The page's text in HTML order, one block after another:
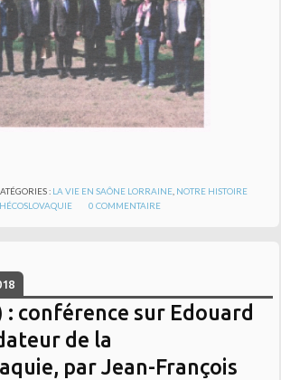
: LA VIE EN SAÔNE LORRAINE, NOTRE HISTOIRE
0 COMMENTAIRE
: conférence sur Edouard
de la
par Jean-François